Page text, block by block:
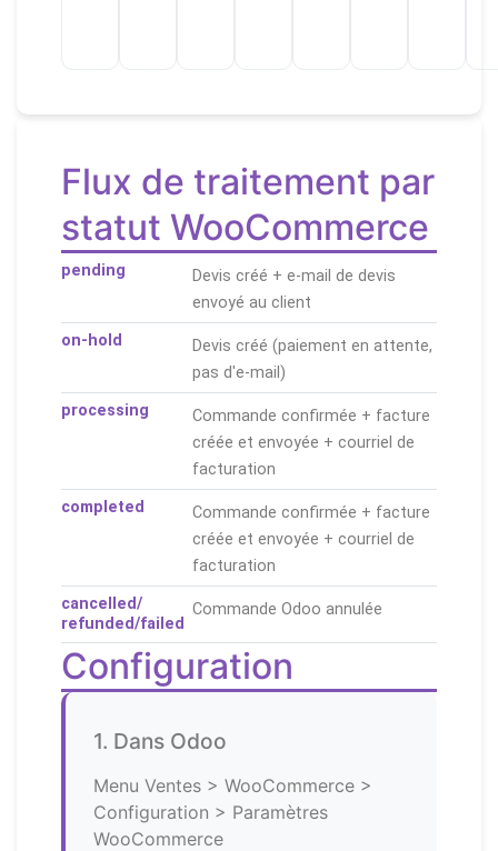
Flux de traitement par
statut WooCommerce
pending
Devis créé + e-mail de devis
envoyé au client
on-hold
Devis créé (paiement en attente,
pas d'e-mail)
processing
Commande confirmée + facture
créée et envoyée + courriel de
facturation
completed
Commande confirmée + facture
créée et envoyée + courriel de
facturation
cancelled/
refunded/failed
Commande Odoo annulée
Configuration
1. Dans Odoo
Menu Ventes > WooCommerce >
Configuration > Paramètres
WooCommerce